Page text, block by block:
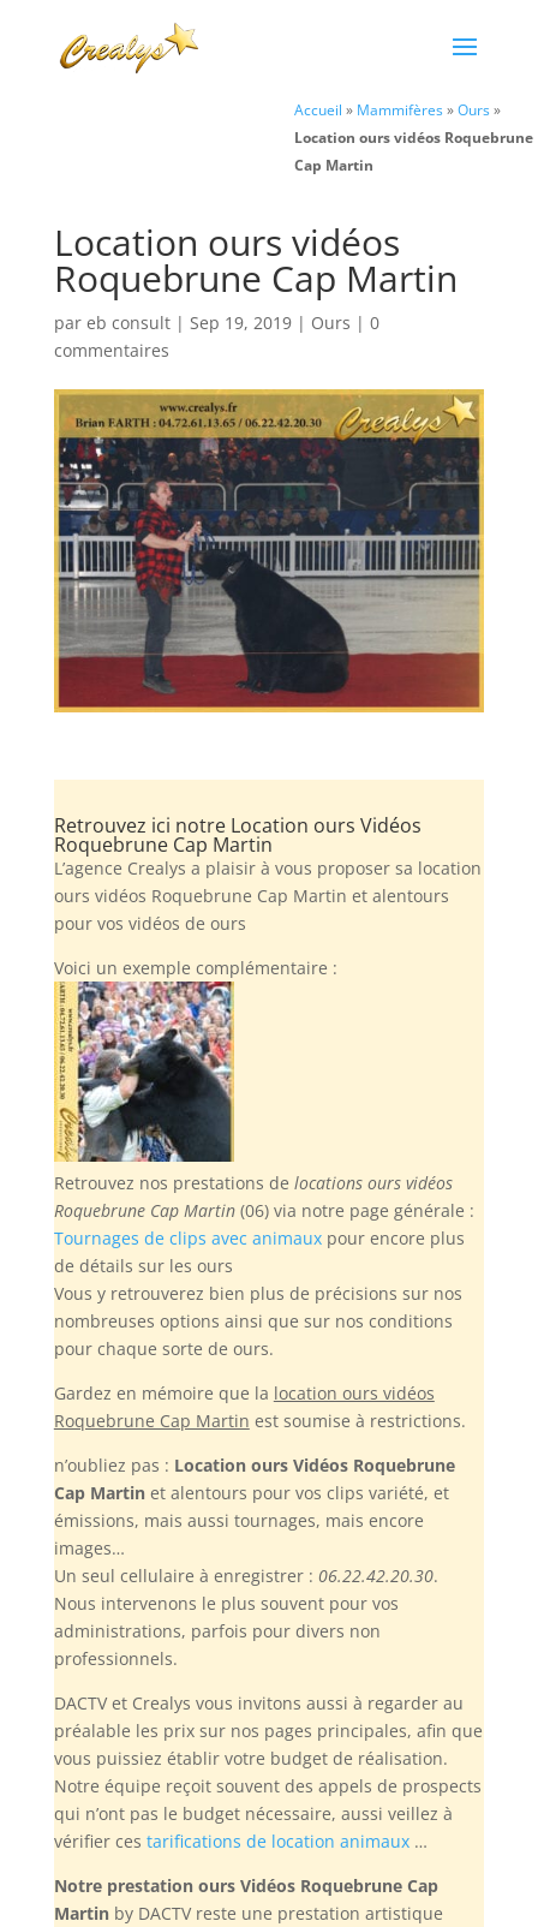
Accueil » Mammifères»Ours»
Location ours vidéos Roquebrune
Cap Martin
Location ours vidéos
Roquebrune Cap Martin
par eb consult| Sep 19, 2019| Ours | 0
commentaires
Retrouvez ici notre Location ours Vidéos
Roquebrune Cap Martin
L’agence Crealys a plaisir à vous proposer sa location
ours vidéos Roquebrune Cap Martin et alentours
pour vos vidéos de ours
Voici un exemple complémentaire :
Retrouvez nos prestations de locations ours vidéos
Roquebrune Cap Martin(06) via notre page générale :
Tournages de clips avec animauxpour encore plus
de détails sur les ours
Vous y retrouverez bien plus de précisions sur nos
nombreuses options ainsi que sur nos conditions
pour chaque sorte de ours.
Gardez en mémoire que la location ours vidéos
Roquebrune Cap Martin est soumise à restrictions.
n’oubliez pas : Location ours Vidéos Roquebrune
Cap Martinet alentours pour vos clips variété, et
émissions, mais aussi tournages, mais encore
images…
Un seul cellulaire à enregistrer : 06.22.42.20.30.
Nous intervenons le plus souvent pour vos
administrations, parfois pour divers non
professionnels.
DACTV et Crealys vous invitons aussi à regarder au
préalable les prix sur nos pages principales, afin que
vous puissiez établir votre budget de réalisation.
Notre équipe reçoit souvent des appels de prospects
qui n’ont pas le budget nécessaire, aussi veillez à
vérifier ces tarifications de location animaux…
Notre prestation ours Vidéos Roquebrune Cap
Martinby DACTV reste une prestation artistique